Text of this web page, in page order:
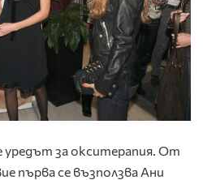
уредът за окситерапия. От
първа се възползва Ани